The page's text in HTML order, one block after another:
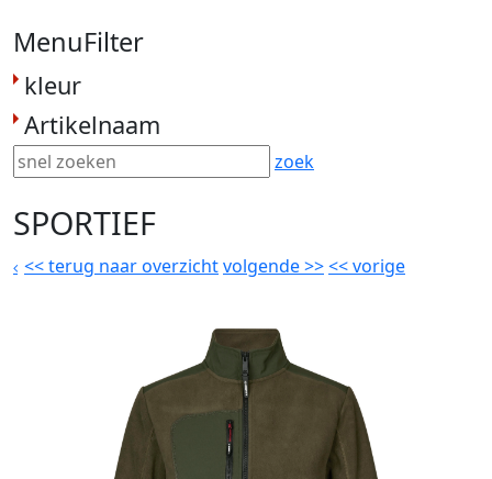
MenuFilter
kleur
Artikelnaam
zoek
SPORTIEF
<<terug naar overzichtvolgende>><<vorige